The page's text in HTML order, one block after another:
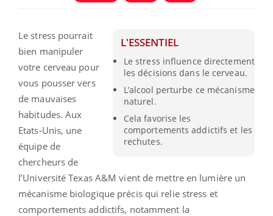
L'ESSENTIEL
Le stress influence directement
les décisions dans le cerveau.
L’alcool perturbe ce mécanisme
naturel.
Cela favorise les
comportements addictifs et les
rechutes.
Le stress pourrait
bien manipuler
votre cerveau pour
vous pousser vers
de mauvaises
habitudes. Aux
Etats-Unis, une
équipe de
chercheurs de
l’Université Texas A&M vient de mettre en lumière un
mécanisme biologique précis qui relie stress et
comportements addictifs, notamment la